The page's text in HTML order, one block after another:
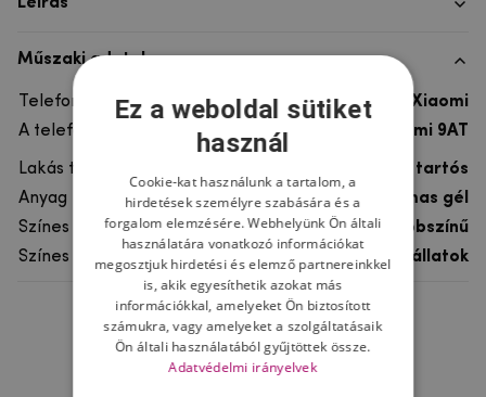
Műszaki adatok
Telefon márka
Xiaomi
A telefonmodellhez
Xiaomi Redmi 9AT
Lakás típusa
Gél, Ultra tartós
Anyag
rugalmas gél
Színes
többszínű
Színes motívum
Egyéb állatok
Ne felejtsd el
Ez a weboldal sütiket
használ
Cookie-kat használunk a tartalom, a
hirdetések személyre szabására és a
forgalom elemzésére. Webhelyünk Ön általi
használatára vonatkozó információkat
megosztjuk hirdetési és elemző partnereinkkel
is, akik egyesíthetik azokat más
információkkal, amelyeket Ön biztosított
számukra, vagy amelyeket a szolgáltatásaik
Ön általi használatából gyűjtöttek össze.
Adatvédelmi irányelvek